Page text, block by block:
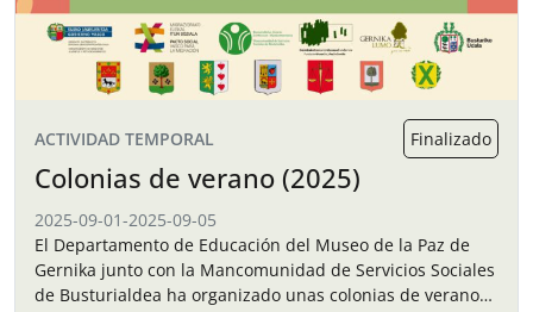
ACTIVIDAD TEMPORAL Finalizado
Colonias de verano (2025)
2025-09-01-2025-09-05
El Departamento de Educación del Museo de la Paz de
Gernika junto con la Mancomunidad de Servicios Sociales
de Busturialdea ha organizado unas colonias de verano